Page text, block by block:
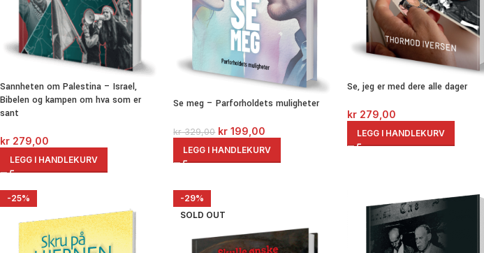
Sannheten om Palestina – Israel,
Bibelen og kampen om hva som er
sant
kr 279,00
LEGG I HANDLEKURV
Se meg – Parforholdets muligheter
kr329,00 kr 199,00
LEGG I HANDLEKURV
Se, jeg er med dere alle dager
kr279,00
LEGG I HANDLEKURV
-25%
-29%
SOLD OUT